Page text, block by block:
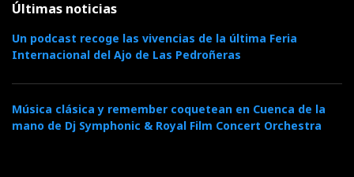
Últimas noticias
Un podcast recoge las vivencias de la última Feria
Internacional del Ajo de Las Pedroñeras
Música clásica y remember coquetean en Cuenca de la
mano de Dj Symphonic & Royal Film Concert Orchestra